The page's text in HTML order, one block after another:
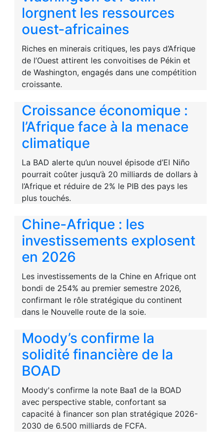
lorgnent les ressources
ouest-africaines
Riches en minerais critiques, les pays d’Afrique
de l’Ouest attirent les convoitises de Pékin et
de Washington, engagés dans une compétition
croissante.
Croissance économique :
l’Afrique face à la menace
climatique
La BAD alerte qu’un nouvel épisode d’El Niño
pourrait coûter jusqu’à 20 milliards de dollars à
l’Afrique et réduire de 2% le PIB des pays les
plus touchés.
Chine-Afrique : les
investissements explosent
en 2026
Les investissements de la Chine en Afrique ont
bondi de 254% au premier semestre 2026,
confirmant le rôle stratégique du continent
dans le Nouvelle route de la soie.
Moody’s confirme la
solidité financière de la
BOAD
Moody's confirme la note Baa1 de la BOAD
avec perspective stable, confortant sa
capacité à financer son plan stratégique 2026-
2030 de 6.500 milliards de FCFA.